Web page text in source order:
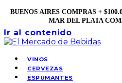
BUENOS AIRES COMPRAS +
MAR DEL PLATA
Ir al contenido
VINOS
CERVEZAS
ESPUMANTES